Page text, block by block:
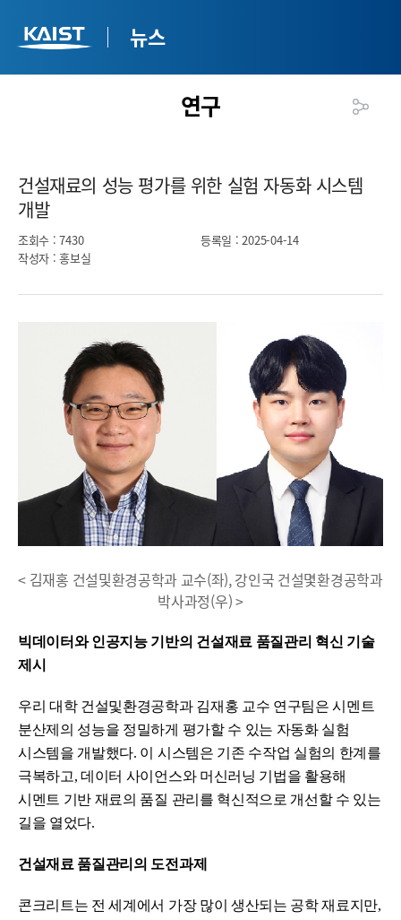
뉴스
연구
건설재료의 성능 평가를 위한 실험 자동화 시스템
개발​
조회수 : 7430 등록일 : 2025-04-14
작성자 : 홍보실
< 김재홍 건설및환경공학과 교수(좌), 강인국 건설몇환경공학과
박사과정(우) >
빅데이터와 인공지능 기반의 건설재료 품질관리 혁신 기술
제시
우리 대학 건설및환경공학과 김재홍 교수 연구팀은 시멘트
분산제의 성능을 정밀하게 평가할 수 있는 자동화 실험
시스템을 개발했다. 이 시스템은 기존 수작업 실험의 한계를
극복하고, 데이터 사이언스와 머신러닝 기법을 활용해
시멘트 기반 재료의 품질 관리를 혁신적으로 개선할 수 있는
길을 열었다.
건설재료 품질관리의 도전과제
콘크리트는 전 세계에서 가장 많이 생산되는 공학 재료지만,